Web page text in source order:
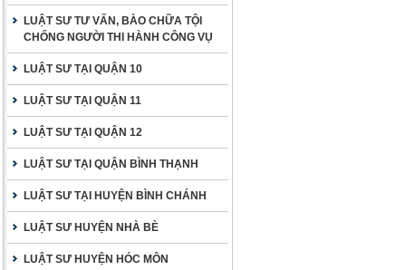
LUẬT SƯ TƯ VẤN, BÀO CHỮA TỘI
CHỐNG NGƯỜI THI HÀNH CÔNG VỤ
LUẬT SƯ TẠI QUẬN 10
LUẬT SƯ TẠI QUẬN 11
LUẬT SƯ TẠI QUẬN 12
LUẬT SƯ TẠI QUẬN BÌNH THẠNH
LUẬT SƯ TẠI HUYỆN BÌNH CHÁNH
LUẬT SƯ HUYỆN NHÀ BÈ
LUẬT SƯ HUYỆN HÓC MÔN